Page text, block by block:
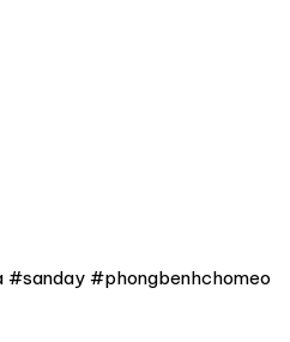
#phongbenhchomeo